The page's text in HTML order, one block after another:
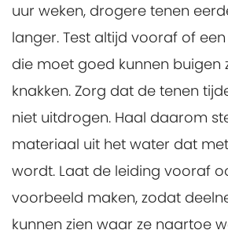
uur weken, drogere tenen
langer. Test altijd vooraf of
die moet goed kunnen buigen
knakken. Zorg dat de tenen
niet uitdrogen. Haal daarom
materiaal uit het water dat
wordt. Laat de leiding vooraf
voorbeeld maken, zodat
kunnen zien waar ze naartoe